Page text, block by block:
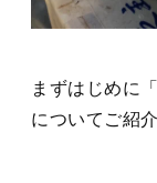
まずはじめに
についてご紹